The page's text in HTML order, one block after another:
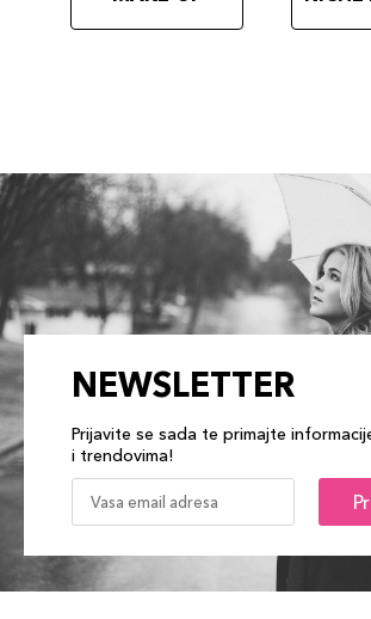
NEWSLETTER
Prijavite se sada te primajte
i trendovima!